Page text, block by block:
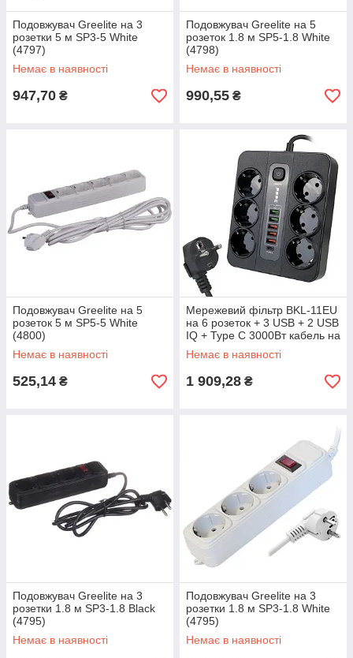
Подовжувач Greelite на 3
розетки 5 м SP3-5 White
(4797)
Немає в наявності
947,70 ₴
Подовжувач Greelite на 5
розеток 1.8 м SP5-1.8 White
(4798)
Немає в наявності
990,55 ₴
Подовжувач Greelite на 5
розеток 5 м SP5-5 White
(4800)
Немає в наявності
525,14 ₴
Мережевий фільтр BKL-11EU
на 6 розеток + 3 USB + 2 USB
IQ + Type C 3000Вт кабель на
2м Black
Немає в наявності
1 909,28 ₴
Подовжувач Greelite на 3
розетки 1.8 м SP3-1.8 Black
(4795)
Немає в наявності
Подовжувач Greelite на 3
розетки 1.8 м SP3-1.8 White
(4795)
Немає в наявності